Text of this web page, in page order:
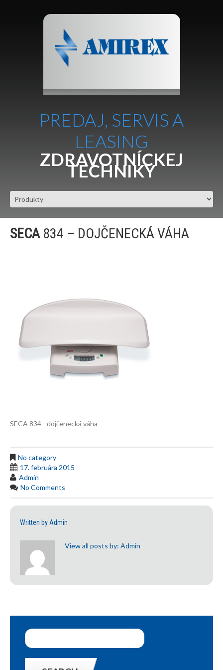
PREDAJ, SERVIS A
LEASING
ZDRAVOTNÍCKEJ
TECHNIKY
SECA834 – DOJČENECKÁ VÁHA
SECA 834 - dojčenecká váha
No category
17. februára 2015
Admin
No Comments
Written by Admin
View all posts by: Admin